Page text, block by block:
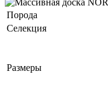
Порода
Селекция
Размеры